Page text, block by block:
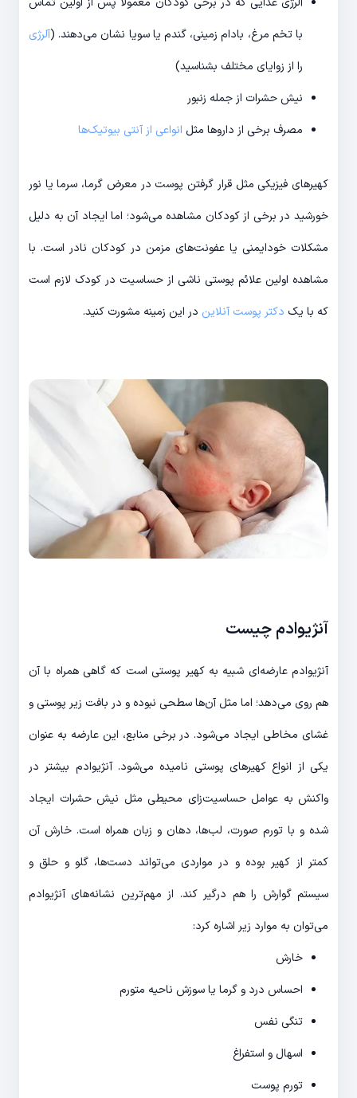
با تخم مرغ، بادام زمینی، گندم یا سویا نشان می‌دهند. (آلرژی
را از زوایای مختلف بشناسید)
نیش حشرات از جمله زنبور
مصرف برخی از داروها مثل انواعی از آنتی بیوتیک‌ها
کهیرهای فیزیکی مثل قرار گرفتن پوست در معرض گرما، سرما یا نور
خورشید در برخی از کودکان مشاهده می‌شود؛ اما ایجاد آن به دلیل
مشکلات خودایمنی یا عفونت‌های مزمن در کودکان نادر است. با
مشاهده اولین علائم پوستی ناشی از حساسیت در کودک لازم است
که با یک دکتر پوست آنلاین در این زمینه مشورت کنید.
آنژیوادم چیست
آنژیوادم عارضه‌ای شبیه به کهیر پوستی است که گاهی همراه با آن
هم روی می‌دهد؛ اما مثل آن‌ها سطحی نبوده و در بافت زیر پوستی و
غشای مخاطی ایجاد می‌شود. در برخی منابع، این عارضه به عنوان
یکی از انواع کهیرهای پوستی نامیده می‌شود. آنژیوادم بیشتر در
واکنش به عوامل حساسیت‌زای محیطی مثل نیش حشرات ایجاد
شده و با تورم صورت، لب‌ها، دهان و زبان همراه است. خارش آن
کمتر از کهیر بوده و در مواردی می‌تواند دست‌ها، گلو و حلق و
سیستم گوارش را هم درگیر کند. از مهم‌ترین نشانه‌های آنژیوادم
می‌توان به موارد زیر اشاره کرد:
خارش
احساس درد و گرما یا سوزش ناحیه متورم
تنگی نفس
اسهال و استفراغ
تورم پوست